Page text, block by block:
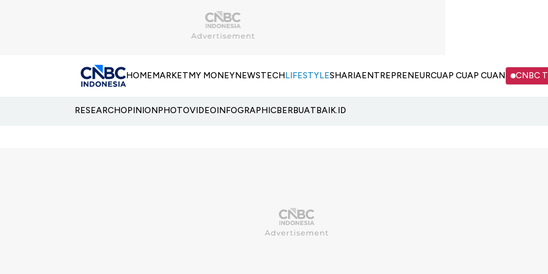
HOMEMARKETMY MONEYNEWSTECHLIFESTYLESHARIAENTREPRENEURCUAP CUAP CUAN CNBC
RESEARCHOPINIONPHOTOVIDEOINFOGRAPHICBERBUATBAIK.ID